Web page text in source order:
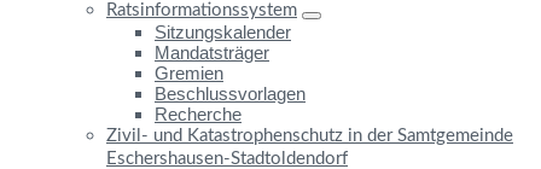
Ratsinformationssystem
Sitzungskalender
Mandatsträger
Gremien
Beschlussvorlagen
Recherche
Zivil- und Katastrophenschutz in der Samtgemeinde
Eschershausen-Stadtoldendorf